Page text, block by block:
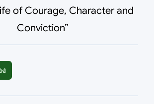
of Courage, Character and
Conviction”